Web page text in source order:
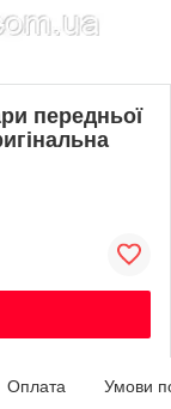
передньої
Оплата Умови